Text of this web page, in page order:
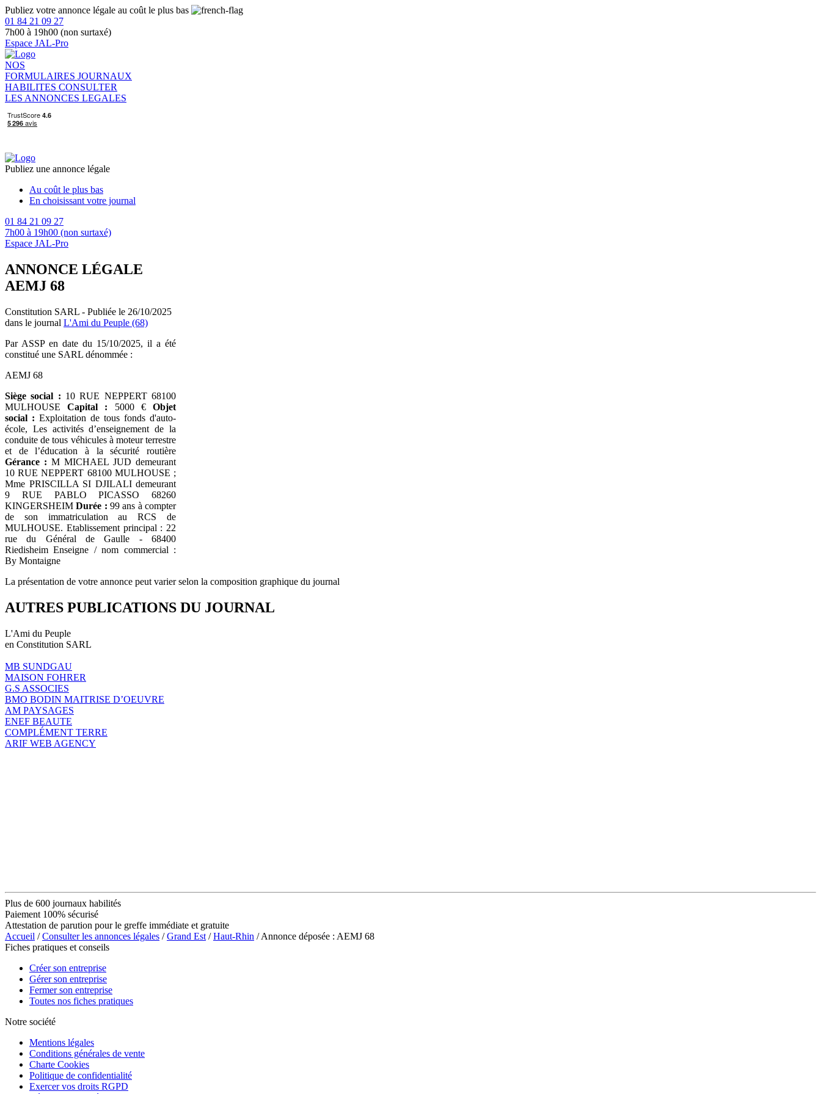
Publiez votre annonce légale au coût le plus bas
01 84 21 09 27
7h00 à 19h00 (non surtaxé)
Espace JAL-Pro
NOS
FORMULAIRES JOURNAUX
HABILITES CONSULTER
LES ANNONCES LEGALES
Publiez une annonce légale
Au coût le plus bas
En choisissant votre journal
01 84 21 09 27
7h00 à 19h00 (non surtaxé)
Espace JAL-Pro
ANNONCE LÉGALE
AEMJ 68
Constitution SARL - Publiée le 26/10/2025
dans le journal L'Ami du Peuple (68)
Par ASSP en date du 15/10/2025, il a été
constitué une SARL dénommée :
AEMJ 68
Siège social : 10 RUE NEPPERT 68100
MULHOUSECapital : 5000 €Objet
social : Exploitation de tous fonds d'auto-
école, Les activités d’enseignement de la
conduite de tous véhicules à moteur terrestre
et de l’éducation à la sécurité routière
Gérance : M MICHAEL JUD demeurant
10 RUE NEPPERT 68100 MULHOUSE ;
Mme PRISCILLA SI DJILALI demeurant
9 RUE PABLO PICASSO 68260
KINGERSHEIMDurée : 99 ans à compter
de son immatriculation au RCS de
MULHOUSE. Etablissement principal : 22
rue du Général de Gaulle - 68400
Riedisheim Enseigne / nom commercial :
By Montaigne
La présentation de votre annonce peut varier selon la composition graphique du journal
AUTRES PUBLICATIONS DU JOURNAL
L'Ami du Peuple
en Constitution SARL
MB SUNDGAU
MAISON FOHRER
G.S ASSOCIES
BMO BODIN MAITRISE D’OEUVRE
AM PAYSAGES
ENEF BEAUTE
COMPLÉMENT TERRE
ARIF WEB AGENCY
Plus de 600 journaux habilités
Paiement 100% sécurisé
Attestation de parution pour le greffe immédiate et gratuite
Accueil /Consulter les annonces légales /Grand Est /Haut-Rhin / Annonce déposée : AEMJ 68
Fiches pratiques et conseils
Créer son entreprise
Gérer son entreprise
Fermer son entreprise
Toutes nos fiches pratiques
Notre société
Mentions légales
Conditions générales de vente
Charte Cookies
Politique de confidentialité
Exercer vos droits RGPD